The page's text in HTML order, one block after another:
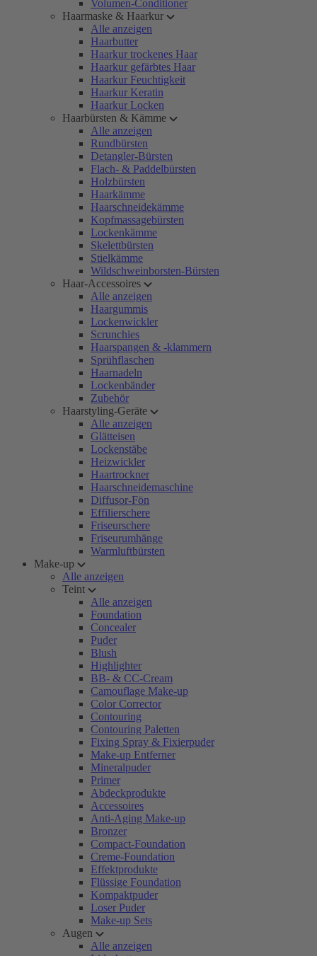
Volumen-Conditioner
Haarmaske & Haarkur
Alle anzeigen
Haarbutter
Haarkur trockenes Haar
Haarkur gefärbtes Haar
Haarkur Feuchtigkeit
Haarkur Keratin
Haarkur Locken
Haarbürsten & Kämme
Alle anzeigen
Rundbürsten
Detangler-Bürsten
Flach- & Paddelbürsten
Holzbürsten
Haarkämme
Haarschneidekämme
Kopfmassagebürsten
Lockenkämme
Skelettbürsten
Stielkämme
Wildschweinborsten-Bürsten
Haar-Accessoires
Alle anzeigen
Haargummis
Lockenwickler
Scrunchies
Haarspangen & -klammern
Sprühflaschen
Haarnadeln
Lockenbänder
Zubehör
Haarstyling-Geräte
Alle anzeigen
Glätteisen
Lockenstäbe
Heizwickler
Haartrockner
Haarschneidemaschine
Diffusor-Fön
Effilierschere
Friseurschere
Friseurumhänge
Warmluftbürsten
Make-up
Alle anzeigen
Teint
Alle anzeigen
Foundation
Concealer
Puder
Blush
Highlighter
BB- & CC-Cream
Camouflage Make-up
Color Corrector
Contouring
Contouring Paletten
Fixing Spray & Fixierpuder
Make-up Entferner
Mineralpuder
Primer
Abdeckprodukte
Accessoires
Anti-Aging Make-up
Bronzer
Compact-Foundation
Creme-Foundation
Effektprodukte
Flüssige Foundation
Kompaktpuder
Loser Puder
Make-up Sets
Augen
Alle anzeigen